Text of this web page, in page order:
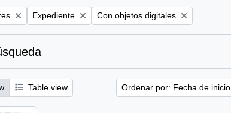
Remove filter:
Expediente Remove filter:
Con objetos digitales
Table view Ordenar por: Fecha de inicio